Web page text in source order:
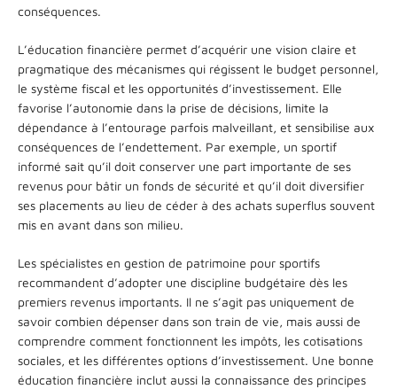
conséquences.
L’éducation financière permet d’acquérir une vision claire et
pragmatique des mécanismes qui régissent le budget personnel,
le système fiscal et les opportunités d’investissement. Elle
favorise l’autonomie dans la prise de décisions, limite la
dépendance à l’entourage parfois malveillant, et sensibilise aux
conséquences de l’endettement. Par exemple, un sportif
informé sait qu’il doit conserver une part importante de ses
revenus pour bâtir un fonds de sécurité et qu’il doit diversifier
ses placements au lieu de céder à des achats superflus souvent
mis en avant dans son milieu.
Les spécialistes en gestion de patrimoine pour sportifs
recommandent d’adopter une discipline budgétaire dès les
premiers revenus importants. Il ne s’agit pas uniquement de
savoir combien dépenser dans son train de vie, mais aussi de
comprendre comment fonctionnent les impôts, les cotisations
sociales, et les différentes options d’investissement. Une bonne
éducation financière inclut aussi la connaissance des principes